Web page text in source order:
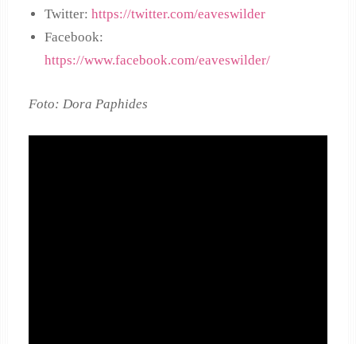
Twitter:https://twitter.com/eaveswilder
Facebook:
https://www.facebook.com/eaveswilder/
Foto: Dora Paphides